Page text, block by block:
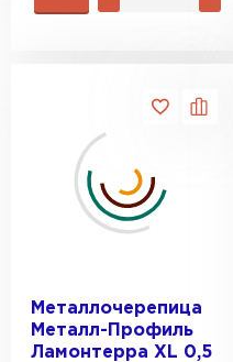
Металлочерепица
Металл-Профиль
Ламонтерра XL 0,5